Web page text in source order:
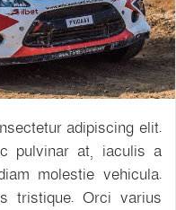
adipiscing elit.
pulvinar at, iaculis a
molestie vehicula.
tristique. Orci varius